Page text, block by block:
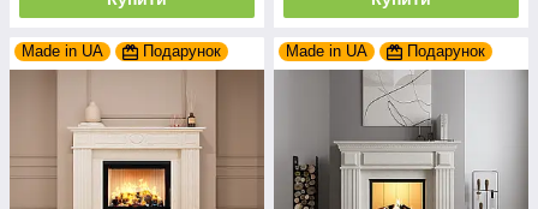
Made in UA Подарунок Made in UA Подарунок